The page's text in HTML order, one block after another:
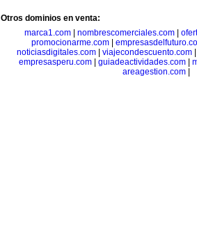
Otros dominios en venta:
marca1.com| nombrescomerciales.com|
promocionarme.com|
noticiasdigitales.com| viajecondescuento.com
empresasperu.com| guiadeactividades.com|
areagestion.com|